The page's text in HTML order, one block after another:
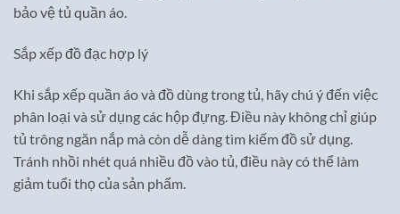
bảo vệ tủ quần áo.
Sắp xếp đồ đạc hợp lý
Khi sắp xếp quần áo và đồ dùng trong tủ, hãy chú ý đến việc
phân loại và sử dụng các hộp đựng. Điều này không chỉ giúp
tủ trông ngăn nắp mà còn dễ dàng tìm kiếm đồ sử dụng.
Tránh nhồi nhét quá nhiều đồ vào tủ, điều này có thể làm
giảm tuổi thọ của sản phẩm.